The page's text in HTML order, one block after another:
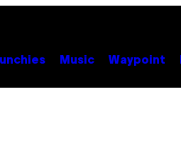
Music Waypoint